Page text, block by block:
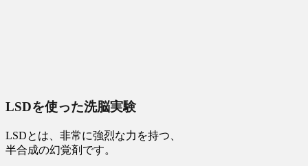
LSDを使った洗脳実験
LSDとは、非常に強烈な力を持つ、
半合成の幻覚剤です。